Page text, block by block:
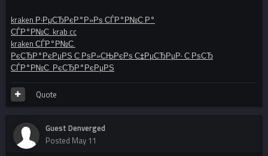
kraken Р·РµСЂРєР°Р»Рѕ СЃР°Р№С‚Р°
СЃР°Р№С‚ krab cc
kraken СЃР°Р№С‚
РєСЂР°РєРµРЅ С‚РѕР»СЊРєРѕ С‡РµСЂРµР· С‚РѕСЂ
СЃР°Р№С‚ РєСЂР°РєРµРЅ
Quote
Guest Denverged
Posted May 11